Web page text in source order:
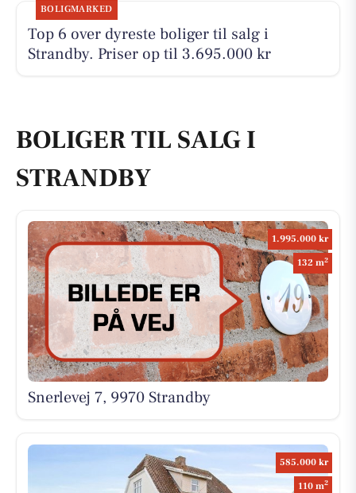
BOLIGMARKED
Top 6 over dyreste boliger til salg i
Strandby. Priser op til 3.695.000 kr
BOLIGER TIL SALG I
STRANDBY
1.995.000 kr
132 m2
Snerlevej 7, 9970 Strandby
585.000 kr
110 m2